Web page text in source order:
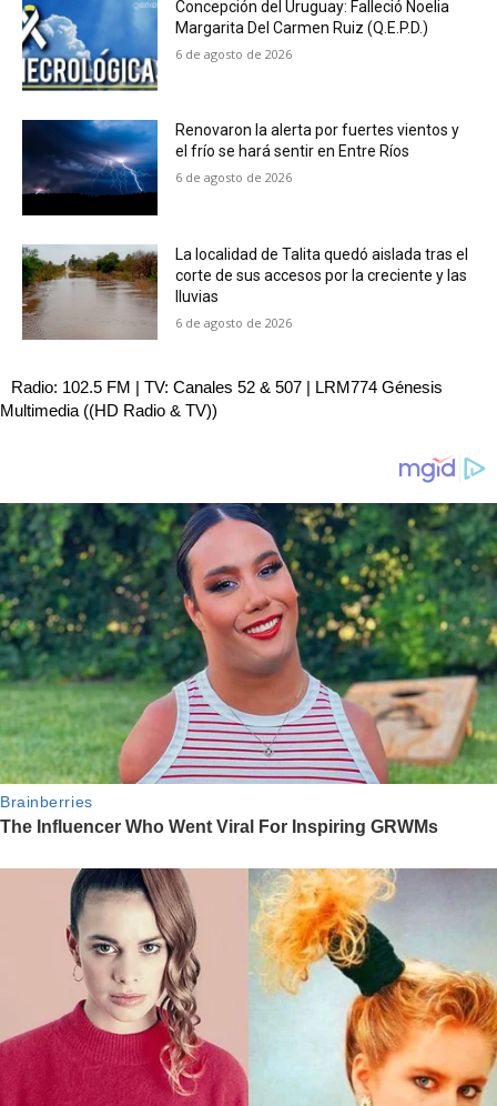
Concepción del Uruguay: Falleció Noelia
Margarita Del Carmen Ruiz (Q.E.P.D.)
6 de agosto de 2026
Renovaron la alerta por fuertes vientos y
el frío se hará sentir en Entre Ríos
6 de agosto de 2026
La localidad de Talita quedó aislada tras el
corte de sus accesos por la creciente y las
lluvias
6 de agosto de 2026
Radio: 102.5 FM | TV: Canales 52 & 507 | LRM774 Génesis
Multimedia ((HD Radio & TV))